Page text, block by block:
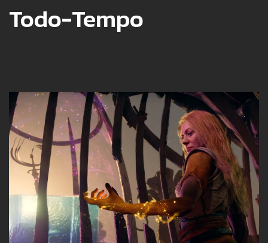
Todo-Tempo